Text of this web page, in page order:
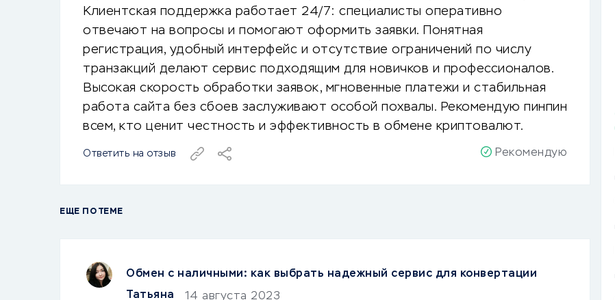
Клиентская поддержка работает 24/7: специалисты оперативно
отвечают на вопросы и помогают оформить заявки. Понятная
регистрация, удобный интерфейс и отсутствие ограничений по числу
транзакций делают сервис подходящим для новичков и профессионалов.
Высокая скорость обработки заявок, мгновенные платежи и стабильная
работа сайта без сбоев заслуживают особой похвалы. Рекомендую пинпин
всем, кто ценит честность и эффективность в обмене криптовалют.
Ответить на отзыв Рекомендую
ЕЩЕ ПО ТЕМЕ
Обмен с наличными: как выбрать надежный сервис для конвертации
Татьяна
14 августа 2023